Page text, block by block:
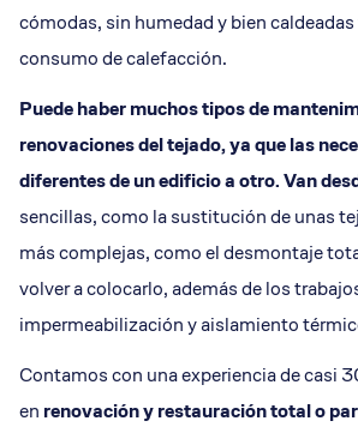
cómodas, sin humedad y bien caldeadas
consumo de calefacción.
Puede haber muchos tipos de
renovaciones del tejado, ya que las
diferentes de un edificio a otro. Van
sencillas, como la sustitución de unas
más complejas, como el desmontaje
volver a colocarlo, además de los
impermeabilización y aislamiento
Contamos con una experiencia de casi
en renovación y restauración total o